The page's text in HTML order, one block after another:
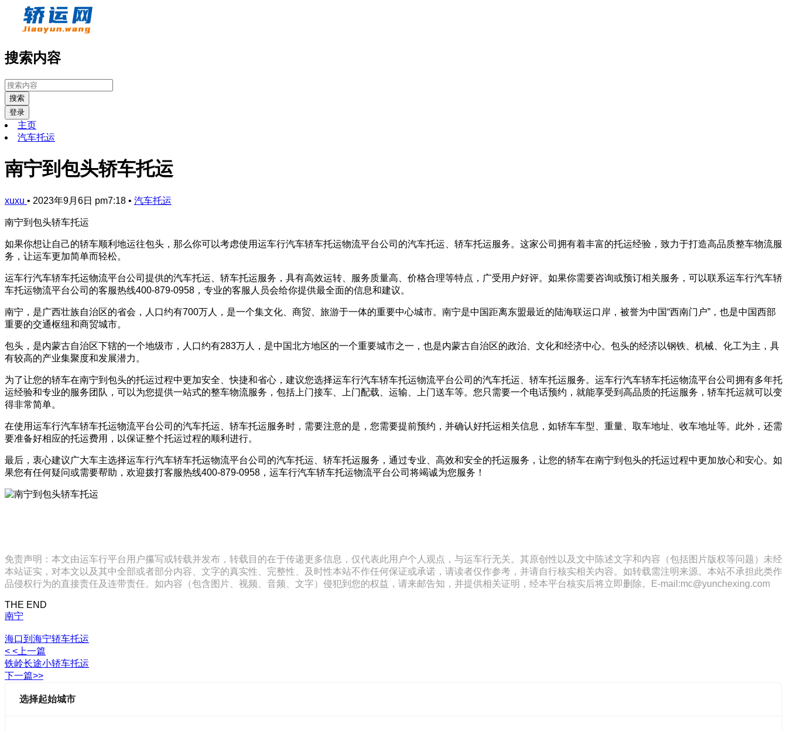
搜索内容
搜索
登录
主页
汽车托运
南宁到包头轿车托运
xuxu • 2023年9月6日 pm7:18 • 汽车托运
南宁到包头轿车托运
如果你想让自己的轿车顺利地运往包头，那么你可以考虑使用运车行汽车轿车托运物流平台公司的汽车托运、轿车托运服务。这家公司拥有着丰富的托运经验，致力于打造高品质整车物流服
务，让运车更加简单而轻松。
运车行汽车轿车托运物流平台公司提供的汽车托运、轿车托运服务，具有高效运转、服务质量高、价格合理等特点，广受用户好评。如果你需要咨询或预订相关服务，可以联系运车行汽车轿
车托运物流平台公司的客服热线400-879-0958，专业的客服人员会给你提供最全面的信息和建议。
南宁，是广西壮族自治区的省会，人口约有700万人，是一个集文化、商贸、旅游于一体的重要中心城市。南宁是中国距离东盟最近的陆海联运口岸，被誉为中国“西南门户”，也是中国西部
重要的交通枢纽和商贸城市。
包头，是内蒙古自治区下辖的一个地级市，人口约有283万人，是中国北方地区的一个重要城市之一，也是内蒙古自治区的政治、文化和经济中心。包头的经济以钢铁、机械、化工为主，具
有较高的产业集聚度和发展潜力。
为了让您的轿车在南宁到包头的托运过程中更加安全、快捷和省心，建议您选择运车行汽车轿车托运物流平台公司的汽车托运、轿车托运服务。运车行汽车轿车托运物流平台公司拥有多年托
运经验和专业的服务团队，可以为您提供一站式的整车物流服务，包括上门接车、上门配载、运输、上门送车等。您只需要一个电话预约，就能享受到高品质的托运服务，轿车托运就可以变
得非常简单。
在使用运车行汽车轿车托运物流平台公司的汽车托运、轿车托运服务时，需要注意的是，您需要提前预约，并确认好托运相关信息，如轿车车型、重量、取车地址、收车地址等。此外，还需
要准备好相应的托运费用，以保证整个托运过程的顺利进行。
最后，衷心建议广大车主选择运车行汽车轿车托运物流平台公司的汽车托运、轿车托运服务，通过专业、高效和安全的托运服务，让您的轿车在南宁到包头的托运过程中更加放心和安心。如
果您有任何疑问或需要帮助，欢迎拨打客服热线400-879-0958，运车行汽车轿车托运物流平台公司将竭诚为您服务！
免责声明：本文由运车行平台用户攥写或转载并发布，转载目的在于传递更多信息，仅代表此用户个人观点，与运车行无关。其原创性以及文中陈述文字和内容（包括图片版权等问题）未经
本站证实，对本文以及其中全部或者部分内容、文字的真实性、完整性、及时性本站不作任何保证或承诺，请读者仅作参考，并请自行核实相关内容。如转载需注明来源。本站不承担此类作
品侵权行为的直接责任及连带责任。如内容（包含图片、视频、音频、文字）侵犯到您的权益，请来邮告知，并提供相关证明，经本平台核实后将立即删除。E-mail:mc@yunchexing.com
THE END
南宁
海口到海宁轿车托运
< <上一篇
铁岭长途小轿车托运
下一篇>>
选择起始城市